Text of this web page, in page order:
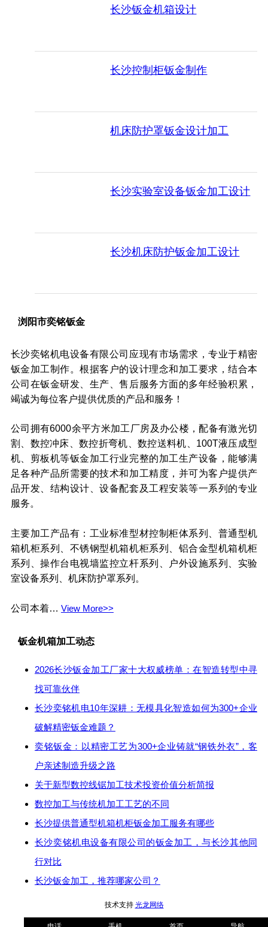
长沙钣金机箱设计
长沙控制柜钣金制作
机床防护罩钣金设计加工
长沙实验室设备钣金加工设计
长沙机床防护钣金加工设计
浏阳市奕铭钣金
长沙奕铭机电设备有限公司应现有市场需求，专业于精密
钣金加工制作。根据客户的设计理念和加工要求，结合本
公司在钣金研发、生产、售后服务方面的多年经验积累，
竭诚为每位客户提供优质的产品和服务！
公司拥有6000余平方米加工厂房及办公楼，配备有激光切
割、数控冲床、数控折弯机、数控送料机、100T液压成型
机、剪板机等钣金加工行业完整的加工生产设备，能够满
足各种产品所需要的技术和加工精度，并可为客户提供产
品开发、结构设计、设备配套及工程安装等一系列的专业
服务。
主要加工产品有：工业标准型材控制柜体系列、普通型机
箱机柜系列、不锈钢型机箱机柜系列、铝合金型机箱机柜
系列、操作台电视墙监控立杆系列、户外设施系列、实验
室设备系列、机床防护罩系列。
公司本着… View More>>
钣金机箱加工动态
2026长沙钣金加工厂家十大权威榜单：在智造转型中寻
找可靠伙伴
长沙奕铭机电10年深耕：无模具化智造如何为300+企业
破解精密钣金难题？
奕铭钣金：以精密工艺为300+企业铸就“钢铁外衣”，客
户亲述制造升级之路
关于新型数控线锯加工技术投资价值分析简报
数控加工与传统机加工工艺的不同
长沙提供普通型机箱机柜钣金加工服务有哪些
长沙奕铭机电设备有限公司的钣金加工，与长沙其他同
行对比
长沙钣金加工，推荐哪家公司？
技术支持 光龙网络